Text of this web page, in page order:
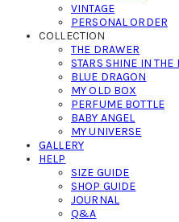
VINTAGE
PERSONAL ORDER
COLLECTION
THE DRAWER
STARS SHINE IN THE
BLUE DRAGON
MY OLD BOX
PERFUME BOTTLE
BABY ANGEL
MY UNIVERSE
GALLERY
HELP
SIZE GUIDE
SHOP GUIDE
JOURNAL
Q&A